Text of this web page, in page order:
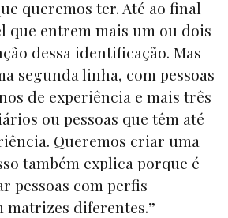
queremos ter. Até ao final
que entrem mais um ou dois
dessa identificação. Mas
segunda linha, com pessoas
de experiência e mais três
ou pessoas que têm até
Queremos criar uma
também explica porque é
pessoas com perfis
matrizes diferentes.”